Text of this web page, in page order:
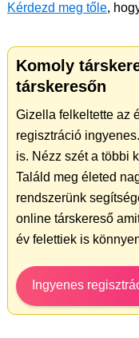
Kérdezd meg tőle,
Komoly
társkeresőn
Gizella felkeltette az
regisztráció
is. Nézz szét a többi
Találd meg életed
rendszerünk
online társkereső
év felettiek is
Ingyenes